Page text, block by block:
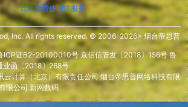
点此免费使用该服务
Inc. All rights reserved. © 2006-2026> 烟台帝思普
ICP证B2-20100010号 京信信管发〔2018〕156号 鲁
业函〔2018〕268号
云计算（北京）有限责任公司 烟台帝思普网络科技有限
限公司 新网数码